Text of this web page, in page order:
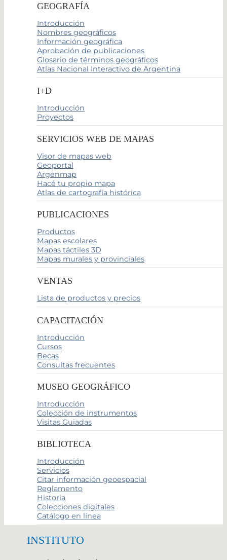
GEOGRAFÍA
Introducción
Nombres geográficos
Información geográfica
Aprobación de publicaciones
Glosario de términos geográficos
Atlas Nacional Interactivo de Argentina
I+D
Introducción
Proyectos
SERVICIOS WEB DE MAPAS
Visor de mapas web
Geoportal
Argenmap
Hacé tu propio mapa
Atlas de cartografía histórica
PUBLICACIONES
Productos
Mapas escolares
Mapas táctiles 3D
Mapas murales y provinciales
VENTAS
Lista de productos y precios
CAPACITACIÓN
Introducción
Cursos
Becas
Consultas frecuentes
MUSEO GEOGRÁFICO
Introducción
Colección de instrumentos
Visitas Guiadas
BIBLIOTECA
Introducción
Servicios
Citar información geoespacial
Reglamento
Historia
Colecciones digitales
Catálogo en línea
INSTITUTO